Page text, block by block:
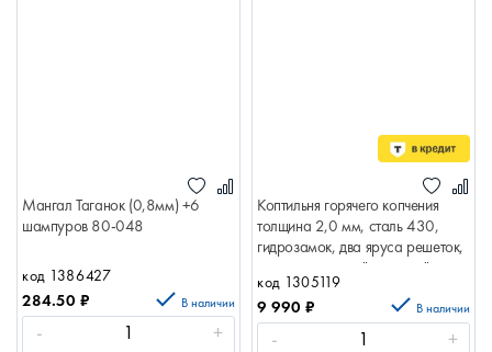
Мангал Таганок (0,8мм) +6
шампуров 80-048
код 1386427
284.50 ₽ В наличии
- +
Коптильня горячего копчения
толщина 2,0 мм, сталь 430,
гидрозамок, два яруса решеток,
поддон, крышка "домиком"
500х250х200
нерж.сталь"Фортуна" Фортуна
КФ-11
код 1305119
9 990 ₽ В наличии
- +